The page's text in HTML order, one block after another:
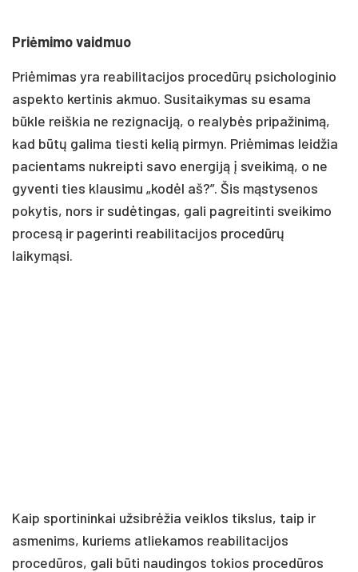
Priėmimo vaidmuo
Priėmimas yra reabilitacijos procedūrų psichologinio
aspekto kertinis akmuo. Susitaikymas su esama
būkle reiškia ne rezignaciją, o realybės pripažinimą,
kad būtų galima tiesti kelią pirmyn. Priėmimas leidžia
pacientams nukreipti savo energiją į sveikimą, o ne
gyventi ties klausimu „kodėl aš?”. Šis mąstysenos
pokytis, nors ir sudėtingas, gali pagreitinti sveikimo
procesą ir pagerinti reabilitacijos procedūrų
laikymąsi.
Kaip sportininkai užsibrėžia veiklos tikslus, taip ir
asmenims, kuriems atliekamos reabilitacijos
procedūros, gali būti naudingos tokios procedūros